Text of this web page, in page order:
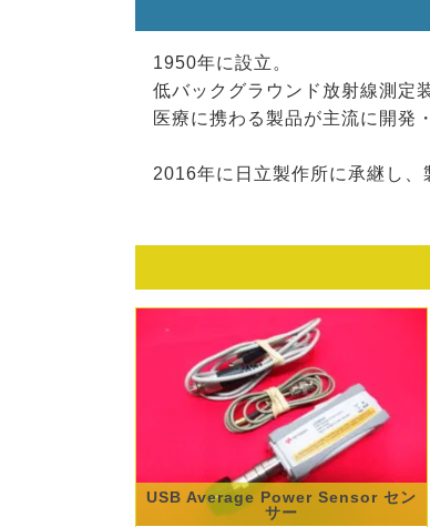
1950年に設立。
低バックグラウンド放射線測定
医療に携わる製品が主流に開発
2016年に日立製作所に承継し、
USB Average Power Sensor セン
サー